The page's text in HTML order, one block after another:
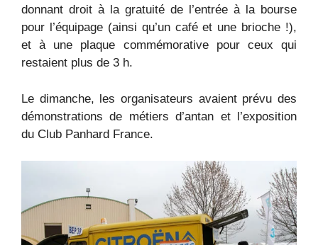
donnant droit à la gratuité de l’entrée à la bourse
pour l’équipage (ainsi qu’un café et une brioche !),
et à une plaque commémorative pour ceux qui
restaient plus de 3 h.
Le dimanche, les organisateurs avaient prévu des
démonstrations de métiers d’antan et l’exposition
du Club Panhard France.